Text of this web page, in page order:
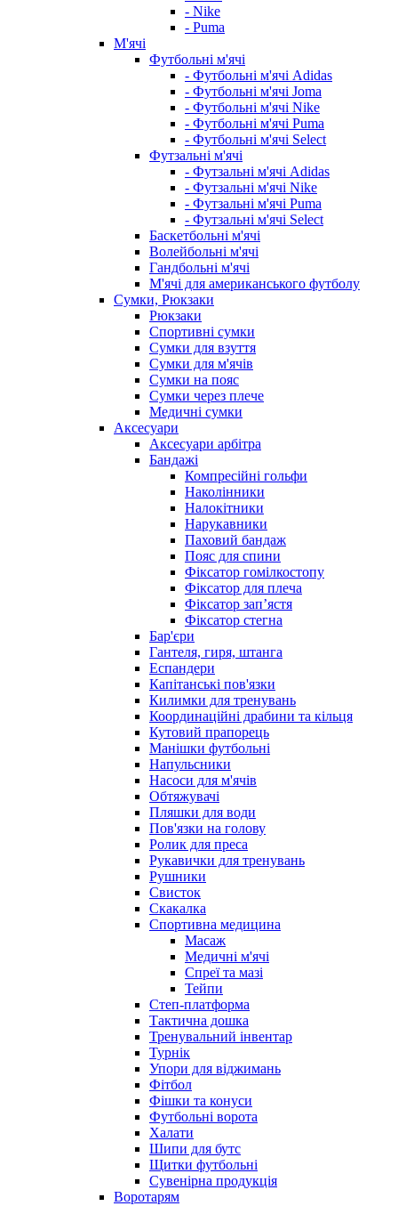
- Nike
- Puma
М'ячі
Футбольні м'ячі
- Футбольні м'ячі Adidas
- Футбольні м'ячі Joma
- Футбольні м'ячі Nike
- Футбольні м'ячі Puma
- Футбольні м'ячі Select
Футзальні м'ячі
- Футзальні м'ячі Adidas
- Футзальні м'ячі Nike
- Футзальні м'ячі Puma
- Футзальні м'ячі Select
Баскетбольні м'ячі
Волейбольні м'ячі
Гандбольні м'ячі
М'ячі для американського футболу
Сумки, Рюкзаки
Рюкзаки
Спортивні сумки
Сумки для взуття
Сумки для м'ячів
Сумки на пояс
Сумки через плече
Медичні сумки
Аксесуари
Аксесуари арбітра
Бандажі
Компресійні гольфи
Наколінники
Налокітники
Нарукавники
Паховий бандаж
Пояс для спини
Фіксатор гомілкостопу
Фіксатор для плеча
Фіксатор запʼястя
Фіксатор стегна
Бар'єри
Гантеля, гиря, штанга
Еспандери
Капітанські пов'язки
Килимки для тренувань
Координаційні драбини та кільця
Кутовий прапорець
Манішки футбольні
Напульсники
Насоси для м'ячів
Обтяжувачі
Пляшки для води
Пов'язки на голову
Ролик для преса
Рукавички для тренувань
Рушники
Свисток
Скакалка
Спортивна медицина
Масаж
Медичні м'ячі
Спреї та мазі
Тейпи
Степ-платформа
Тактична дошка
Тренувальний інвентар
Турнік
Упори для віджимань
Фітбол
Фішки та конуси
Футбольні ворота
Халати
Шипи для бутс
Щитки футбольні
Сувенірна продукція
Воротарям